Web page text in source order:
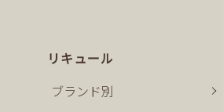
リキュール
ブランド別